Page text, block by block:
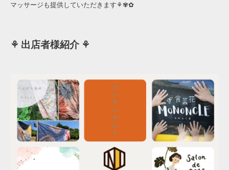
マッサージも提供していただきます⚘✾✿
⚘ 出店者様紹介 ⚘